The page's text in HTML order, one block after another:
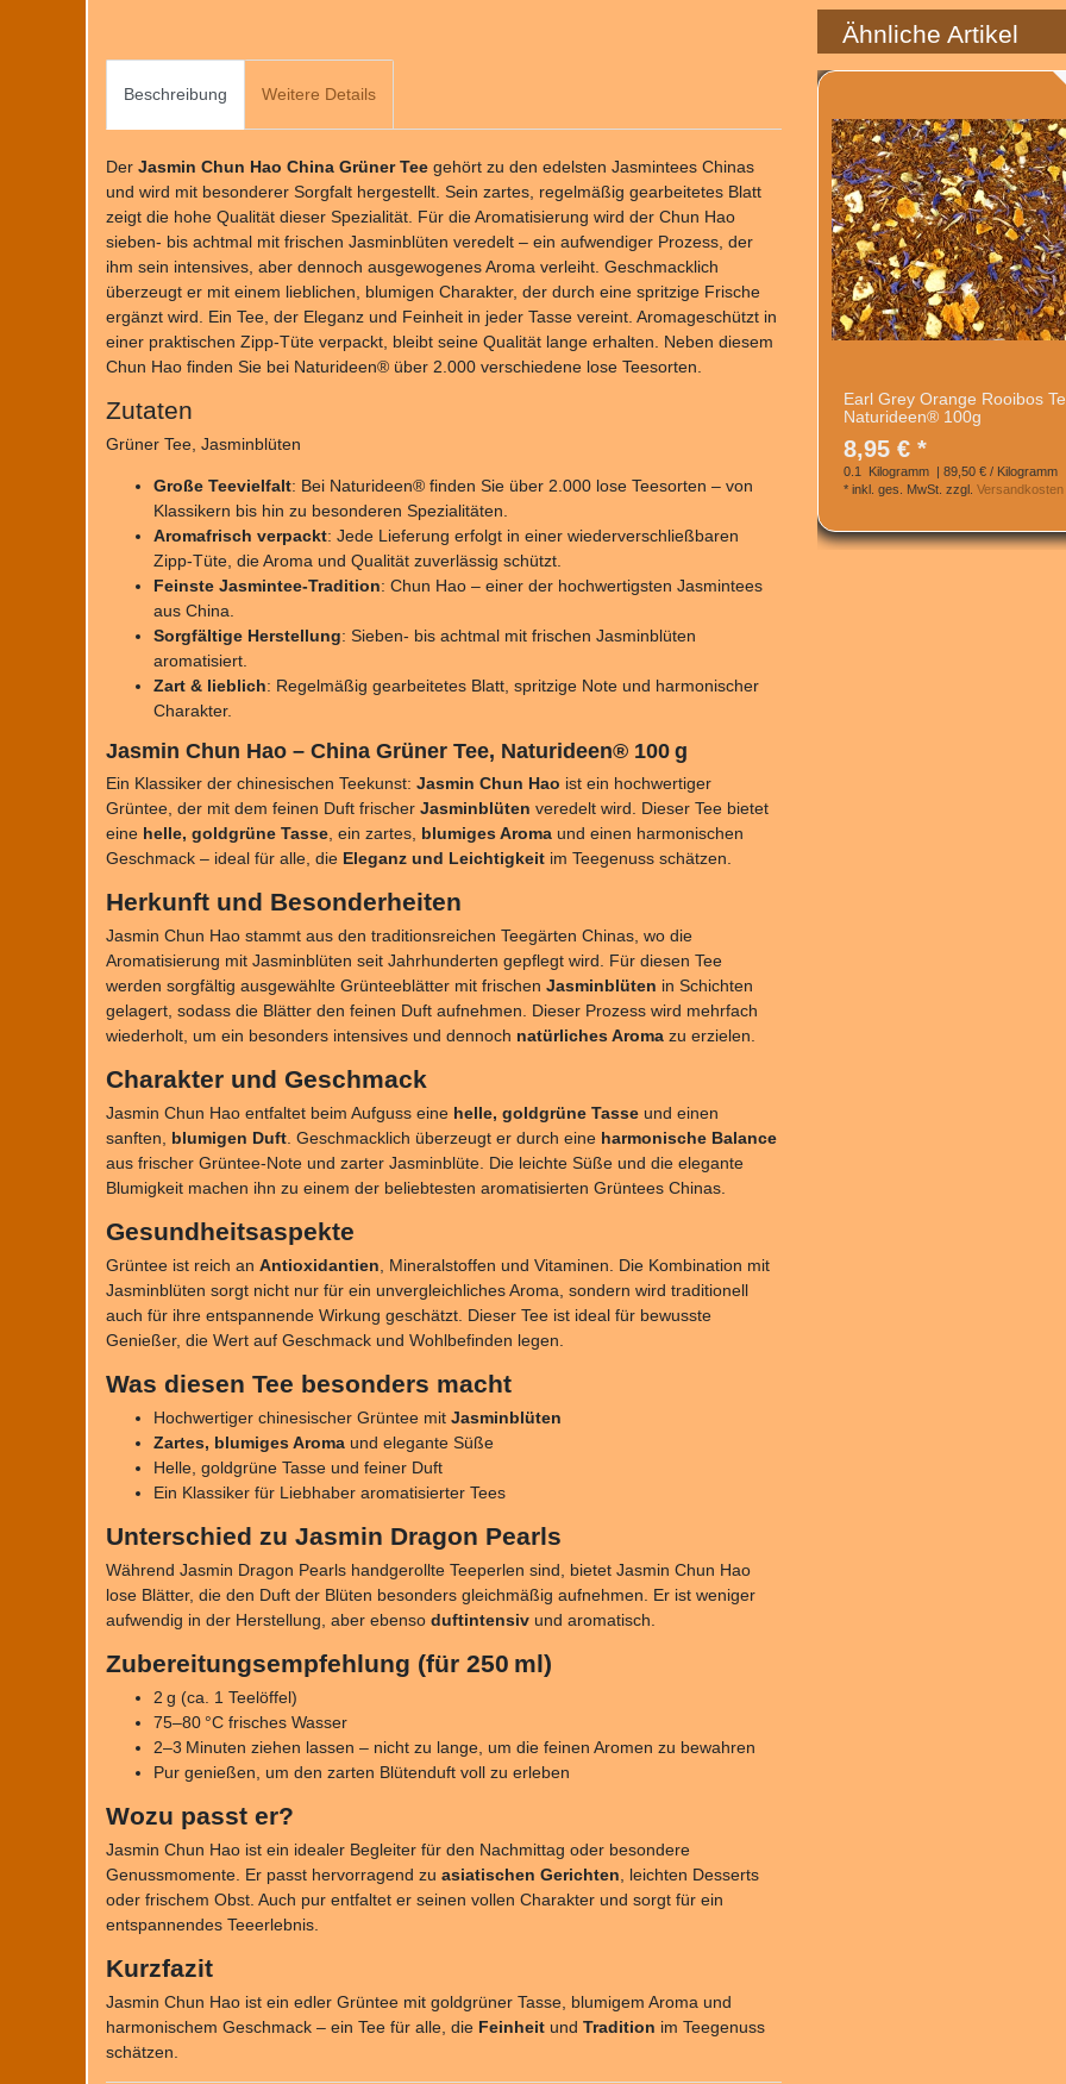
Beschreibung Weitere Details
Der Jasmin Chun Hao China Grüner Tee gehört zu den edelsten Jasmintees Chinas
und wird mit besonderer Sorgfalt hergestellt. Sein zartes, regelmäßig gearbeitetes Blatt
zeigt die hohe Qualität dieser Spezialität. Für die Aromatisierung wird der Chun Hao
sieben- bis achtmal mit frischen Jasminblüten veredelt – ein aufwendiger Prozess, der
ihm sein intensives, aber dennoch ausgewogenes Aroma verleiht. Geschmacklich
überzeugt er mit einem lieblichen, blumigen Charakter, der durch eine spritzige Frische
ergänzt wird. Ein Tee, der Eleganz und Feinheit in jeder Tasse vereint. Aromageschützt in
einer praktischen Zipp-Tüte verpackt, bleibt seine Qualität lange erhalten. Neben diesem
Chun Hao finden Sie bei Naturideen® über 2.000 verschiedene lose Teesorten.
Zutaten
Grüner Tee, Jasminblüten
Große Teevielfalt: Bei Naturideen® finden Sie über 2.000 lose Teesorten – von
Klassikern bis hin zu besonderen Spezialitäten.
Aromafrisch verpackt: Jede Lieferung erfolgt in einer wiederverschließbaren
Zipp-Tüte, die Aroma und Qualität zuverlässig schützt.
Feinste Jasmintee-Tradition: Chun Hao – einer der hochwertigsten Jasmintees
aus China.
Sorgfältige Herstellung: Sieben- bis achtmal mit frischen Jasminblüten
aromatisiert.
Zart & lieblich: Regelmäßig gearbeitetes Blatt, spritzige Note und harmonischer
Charakter.
Jasmin Chun Hao – China Grüner Tee, Naturideen® 100 g
Ein Klassiker der chinesischen Teekunst: Jasmin Chun Hao ist ein hochwertiger
Grüntee, der mit dem feinen Duft frischer Jasminblüten veredelt wird. Dieser Tee bietet
eine helle, goldgrüne Tasse , ein zartes, blumiges Aroma und einen harmonischen
Geschmack – ideal für alle, die Eleganz und Leichtigkeit im Teegenuss schätzen.
Herkunft und Besonderheiten
Jasmin Chun Hao stammt aus den traditionsreichen Teegärten Chinas, wo die
Aromatisierung mit Jasminblüten seit Jahrhunderten gepflegt wird. Für diesen Tee
werden sorgfältig ausgewählte Grünteeblätter mit frischen Jasminblüten in Schichten
gelagert, sodass die Blätter den feinen Duft aufnehmen. Dieser Prozess wird mehrfach
wiederholt, um ein besonders intensives und dennoch natürliches Aroma zu erzielen.
Charakter und Geschmack
Jasmin Chun Hao entfaltet beim Aufguss eine helle, goldgrüne Tasse und einen
sanften, blumigen Duft . Geschmacklich überzeugt er durch eine harmonische Balance
aus frischer Grüntee-Note und zarter Jasminblüte. Die leichte Süße und die elegante
Blumigkeit machen ihn zu einem der beliebtesten aromatisierten Grüntees Chinas.
Gesundheitsaspekte
Grüntee ist reich an Antioxidantien , Mineralstoffen und Vitaminen. Die Kombination mit
Jasminblüten sorgt nicht nur für ein unvergleichliches Aroma, sondern wird traditionell
auch für ihre entspannende Wirkung geschätzt. Dieser Tee ist ideal für bewusste
Genießer, die Wert auf Geschmack und Wohlbefinden legen.
Was diesen Tee besonders macht
Hochwertiger chinesischer Grüntee mit Jasminblüten
Zartes, blumiges Aroma und elegante Süße
Helle, goldgrüne Tasse und feiner Duft
Ein Klassiker für Liebhaber aromatisierter Tees
Unterschied zu Jasmin Dragon Pearls
Während Jasmin Dragon Pearls handgerollte Teeperlen sind, bietet Jasmin Chun Hao
lose Blätter, die den Duft der Blüten besonders gleichmäßig aufnehmen. Er ist weniger
aufwendig in der Herstellung, aber ebenso duftintensiv und aromatisch.
Zubereitungsempfehlung (für 250 ml)
2 g (ca. 1 Teelöffel)
75–80 °C frisches Wasser
2–3 Minuten ziehen lassen – nicht zu lange, um die feinen Aromen zu bewahren
Pur genießen, um den zarten Blütenduft voll zu erleben
Wozu passt er?
Jasmin Chun Hao ist ein idealer Begleiter für den Nachmittag oder besondere
Genussmomente. Er passt hervorragend zu asiatischen Gerichten , leichten Desserts
oder frischem Obst. Auch pur entfaltet er seinen vollen Charakter und sorgt für ein
entspannendes Teeerlebnis.
Kurzfazit
Jasmin Chun Hao ist ein edler Grüntee mit goldgrüner Tasse, blumigem Aroma und
harmonischem Geschmack – ein Tee für alle, die Feinheit und Tradition im Teegenuss
schätzen.
Ähnliche Artikel
Earl Grey Orange Rooibos
Naturideen® 100g
8,95 € *
0.1 Kilogramm | 89,50 € / Kilogramm
* inkl. ges. MwSt. zzgl. Versandkosten